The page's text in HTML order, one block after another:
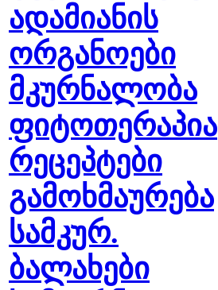
ადამიანის
ორგანოები
მკურნალობა
ფიტოთერაპია
რეცეპტები
გამოხმაურება
სამკურ.
ბალახები